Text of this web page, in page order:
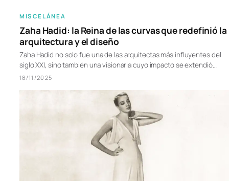
MISCELÁNEA
Zaha Hadid: la Reina de las curvas que redefinió la
arquitectura y el diseño
Zaha Hadid no solo fue una de las arquitectas más influyentes del
siglo XXI, sino también una visionaria cuyo impacto se extendió…
18/11/2025